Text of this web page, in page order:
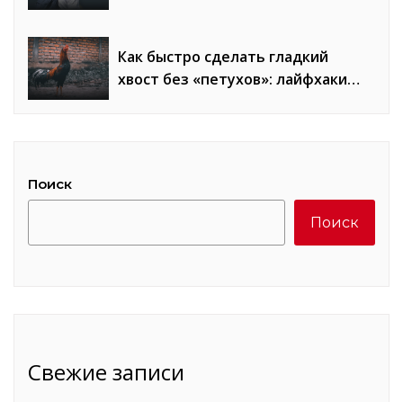
Как быстро сделать гладкий
хвост без «петухов»: лайфхаки
Поиск
Поиск
Свежие записи